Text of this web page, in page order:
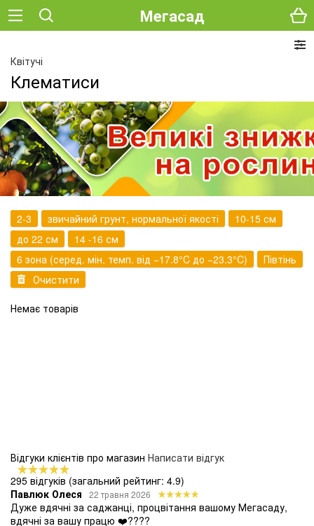
Мегасад
Квітучі
Клематиси
2-3 звичайний грунт, нормальної якості
10-15 см
до 22 см
14 -16 см
6 зона (серед. мін. темп. від −17.8°C до −23.3°C)
Півтінь
Очистити
Немає товарів
Відгуки клієнтів про магазин Написати відгук
295 відгуків (загальний рейтинг: 4.9)
Павлюк Олеся
22 травня 2026
Дуже вдячні за саджанці, процвітання вашому Мегасаду,
вдячні за вашу працю ❤️????